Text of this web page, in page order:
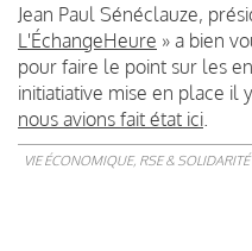
Jean Paul Sénéclauze,
L'ÉchangeHeure » a bien
pour faire le point sur les
initiatiative mise en place il
nous avions fait état ici
VIE ÉCONOMIQUE, RSE & SOLIDARITÉ